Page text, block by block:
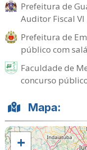
Prefeitura de
Auditor Fiscal VI
Prefeitura de
público com
Faculdade de
concurso
Mapa:
+